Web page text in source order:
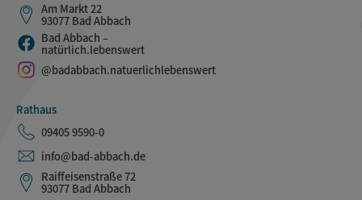
Am Markt 22
93077 Bad Abbach
Bad Abbach –
natürlich.lebenswert
@badabbach.natuerlichlebenswert
Rathaus
09405 9590-0
info@bad-abbach.de
Raiffeisenstraße 72
93077 Bad Abbach